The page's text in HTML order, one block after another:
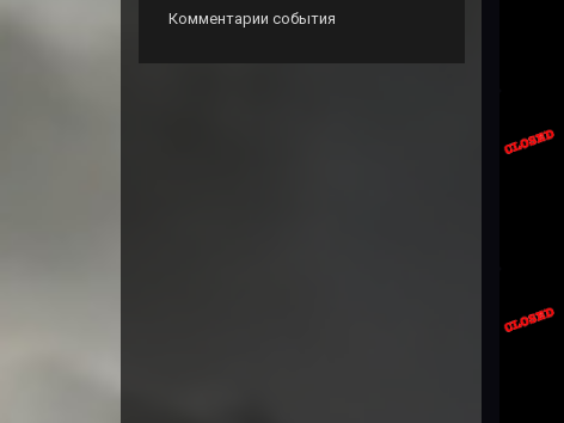
Комментарии события